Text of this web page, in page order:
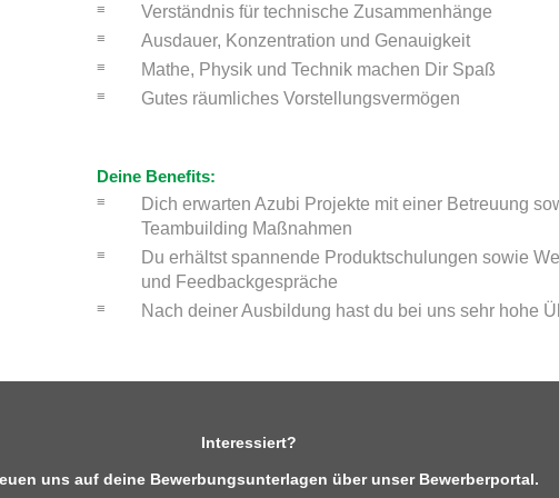
Verständnis für technische Zusammenhänge
Ausdauer, Konzentration und Genauigkeit
Mathe, Physik und Technik machen Dir Spaß
Gutes räumliches Vorstellungsvermögen
Deine Benefits:
Dich erwarten Azubi Projekte mit einer Betreuung
Teambuilding Maßnahmen
Du erhältst spannende Produktschulungen sowie
und Feedbackgespräche
Nach deiner Ausbildung hast du bei uns sehr hohe
Interessiert?
uns auf deine Bewerbungsunterlagen über unser Bewerberportal.